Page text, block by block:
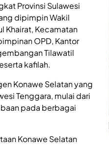
Provinsi Sulawesi
dipimpin Wakil
Khairat, Kecamatan
OPD, Kantor
Tilawatil
kafilah.
Konawe Selatan yang
Tenggara, mulai dari
pada berbagai
Konawe Selatan